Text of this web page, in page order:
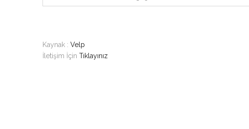
Kaynak : Velp
İletişim İçin Tıklayınız